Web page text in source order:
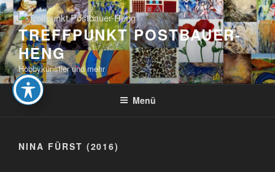
Zum
Inhalt
springenTREFFPUNKT POSTBAUER-
HENG
Hobbykünstler und mehr
Menü
NINA FÜRST (2016)